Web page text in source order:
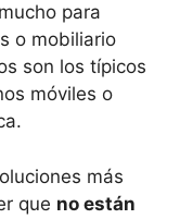
para
o mobiliario
son los típicos
móviles o
más
que no están